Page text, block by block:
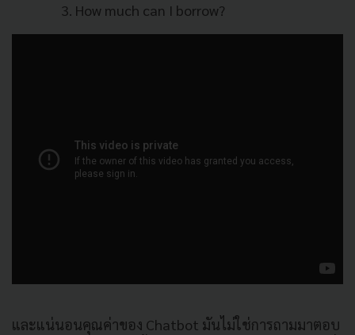
How much can I borrow?
และแน่นอนคุณค่าของ Chatbot มันไม่ใช่การถามมาตอบ